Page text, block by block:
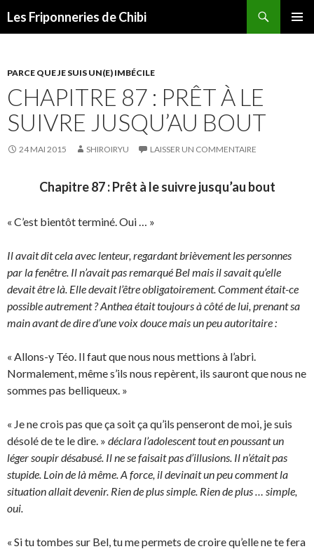
Les Friponneries de Chibi
PARCE QUE JE SUIS UN(E) IMBÉCILE
CHAPITRE 87 : PRÊT À LE
SUIVRE JUSQU’AU BOUT
24 MAI 2015 SHIROIRYU LAISSER UN COMMENTAIRE
Chapitre 87 : Prêt à le suivre jusqu’au bout
« C’est bientôt terminé. Oui … »
Il avait dit cela avec lenteur, regardant brièvement les personnes
par la fenêtre. Il n’avait pas remarqué Bel mais il savait qu’elle
devait être là. Elle devait l’être obligatoirement. Comment était-ce
possible autrement ? Anthea était toujours à côté de lui, prenant sa
main avant de dire d’une voix douce mais un peu autoritaire :
« Allons-y Téo. Il faut que nous nous mettions à l’abri.
Normalement, même s’ils nous repèrent, ils sauront que nous ne
sommes pas belliqueux. »
« Je ne crois pas que ça soit ça qu’ils penseront de moi, je suis
désolé de te le dire. » déclara l’adolescent tout en poussant un
léger soupir désabusé. Il ne se faisait pas d’illusions. Il n’était pas
stupide. Loin de là même. A force, il devinait un peu comment la
situation allait devenir. Rien de plus simple. Rien de plus … simple,
oui.
« Si tu tombes sur Bel, tu me permets de croire qu’elle ne te fera